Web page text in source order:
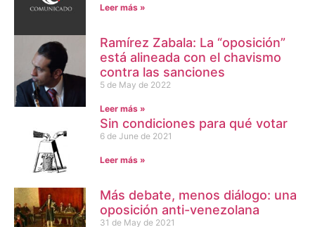
Leer más »
Ramírez Zabala: La “oposición”
está alineada con el chavismo
contra las sanciones
5 de May de 2022
Leer más »
Sin condiciones para qué votar
6 de June de 2021
Leer más »
Más debate, menos diálogo: una
oposición anti-venezolana
31 de May de 2021